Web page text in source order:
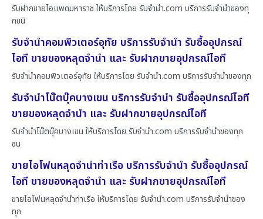
รับฝากขายไอแพดมหาราช ให้บริการโดย รับจํานํา.com บริการรับจำนำของทุ
กชนิ
รับจำนำคอมพิวเตอร์อุทัย บริการรับจำนำ รับซื้ออุปกรณ์
ไอที ขายของหลุดจำนำ และ รับฝากขายอุปกรณ์ไอที
รับจำนำคอมพิวเตอร์อุทัย ให้บริการโดย รับจํานํา.com บริการรับจำนำของทุก
รับจำนำโน๊ตบุ๊คบางเขน บริการรับจำนำ รับซื้ออุปกรณ์ไอที
ขายของหลุดจำนำ และ รับฝากขายอุปกรณ์ไอที
รับจำนำโน๊ตบุ๊คบางเขน ให้บริการโดย รับจํานํา.com บริการรับจำนำของทุก
ชน
ขายไอโฟนหลุดจำนำท่าเรือ บริการรับจำนำ รับซื้ออุปกรณ์
ไอที ขายของหลุดจำนำ และ รับฝากขายอุปกรณ์ไอที
ขายไอโฟนหลุดจำนำท่าเรือ ให้บริการโดย รับจํานํา.com บริการรับจำนำของ
ทุก